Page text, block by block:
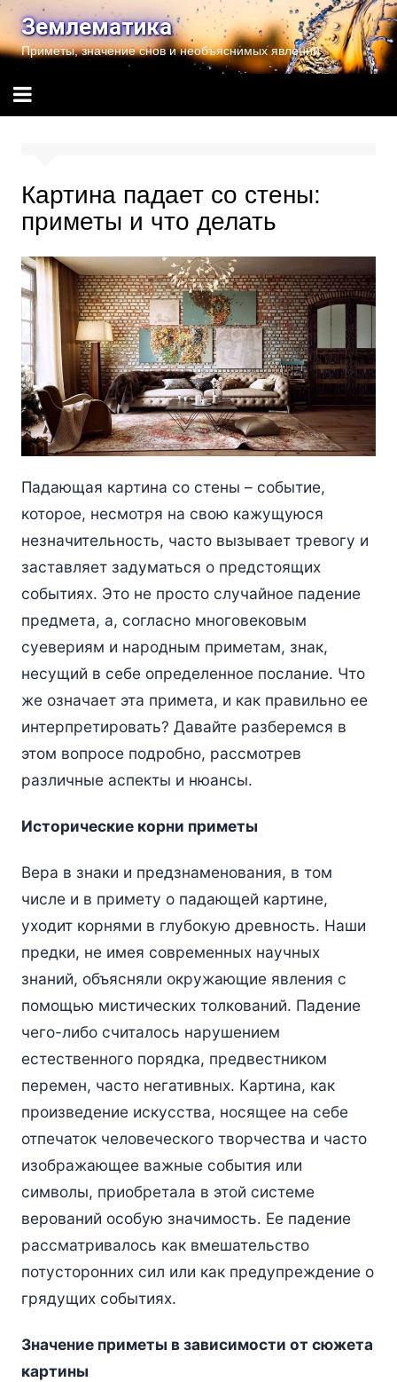
Перейти
содержимому
Землематика
Приметы, значение снов и необъяснимых явлений
Картина падает со стены:
приметы и что делать
Падающая картина со стены – событие,
которое, несмотря на свою кажущуюся
незначительность, часто вызывает тревогу и
заставляет задуматься о предстоящих
событиях. Это не просто случайное падение
предмета, а, согласно многовековым
суевериям и народным приметам, знак,
несущий в себе определенное послание. Что
же означает эта примета, и как правильно ее
интерпретировать? Давайте разберемся в
этом вопросе подробно, рассмотрев
различные аспекты и нюансы.
Исторические корни приметы
Вера в знаки и предзнаменования, в том
числе и в примету о падающей картине,
уходит корнями в глубокую древность. Наши
предки, не имея современных научных
знаний, объясняли окружающие явления с
помощью мистических толкований. Падение
чего-либо считалось нарушением
естественного порядка, предвестником
перемен, часто негативных. Картина, как
произведение искусства, носящее на себе
отпечаток человеческого творчества и часто
изображающее важные события или
символы, приобретала в этой системе
верований особую значимость. Ее падение
рассматривалось как вмешательство
потусторонних сил или как предупреждение о
грядущих событиях.
Значение приметы в зависимости от сюжета
картины